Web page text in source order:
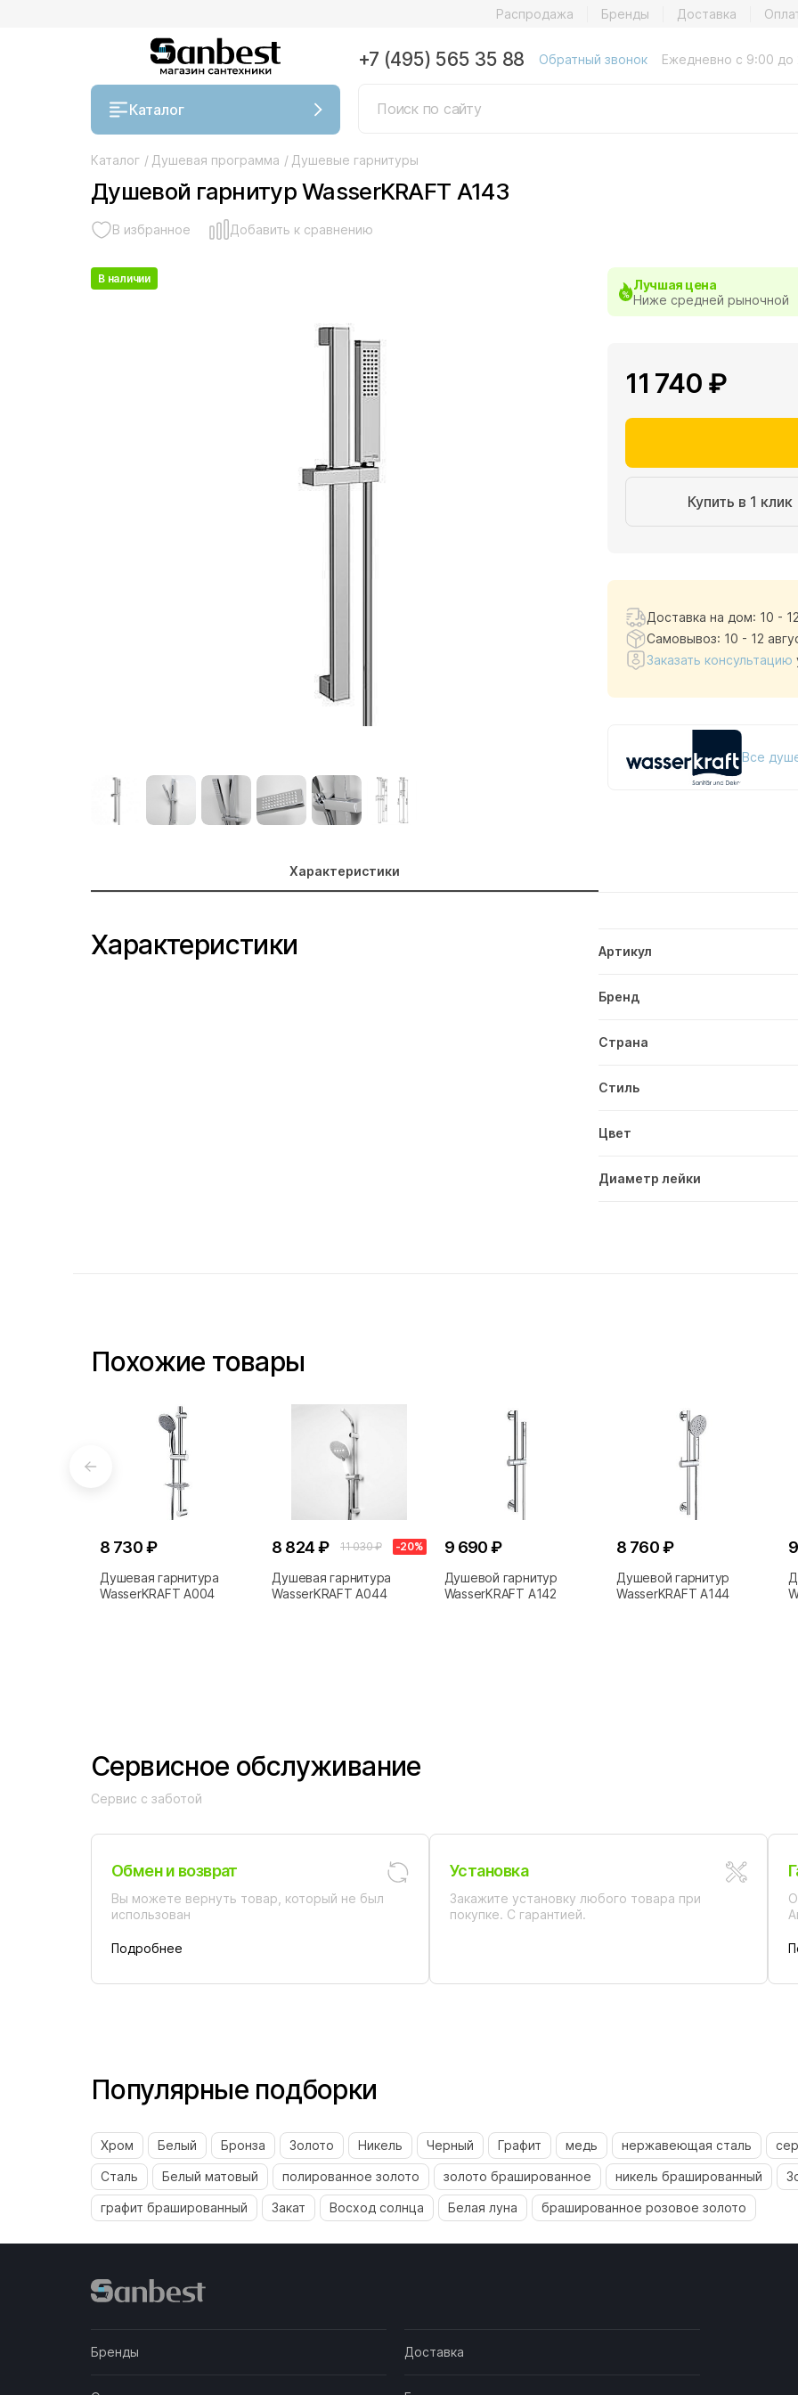
Распродажа Бренды Доставка
Каталог
+7 (495) 565 35 88 Обратный звонок Ежедневно с 9:00 до
Каталог / Душевая программа / Душевые гарнитуры
Душевой гарнитур WasserKRAFT A143
В избранное Добавить к сравнению
В наличии
Лучшая цена
Ниже средней рыночной
11 740 ₽
Купить в 1 клик
Доставка на дом: 10 - 12
Самовывоз: 10 - 12
Заказать консультацию
Все
Характеристики
Характеристики Артикул
Бренд
Страна
Стиль
Цвет
Диаметр лейки
Похожие товары
8 730 ₽
Душевая гарнитура
WasserKRAFT A004
8 824 ₽ 11 030 ₽ -20%
Душевая гарнитура
WasserKRAFT A044
9 690 ₽
Душевой гарнитур
WasserKRAFT A142
8 760 ₽
Душевой гарнитур
WasserKRAFT A144
Сервисное обслуживание
Сервис с заботой
Обмен и возврат
Вы можете вернуть товар, который не был
использован
Подробнее
Установка
Закажите установку любого товара при
покупке. С гарантией.
Популярные подборки
Хром Белый Бронза Золото Никель Черный Графит медь нержавеющая сталь
Сталь Белый матовый полированное золото золото брашированное никель брашированный
графит брашированный Закат Восход солнца Белая луна брашированное розовое золото
Бренды Доставка